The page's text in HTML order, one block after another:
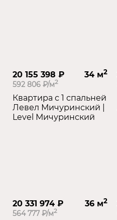
20 155 398 ₽ 34 м2
592 806 ₽/м2
Квартира с 1 спальней
Левел Мичуринский |
Level Мичуринский
20 331 974 ₽ 36 м2
564 777 ₽/м2